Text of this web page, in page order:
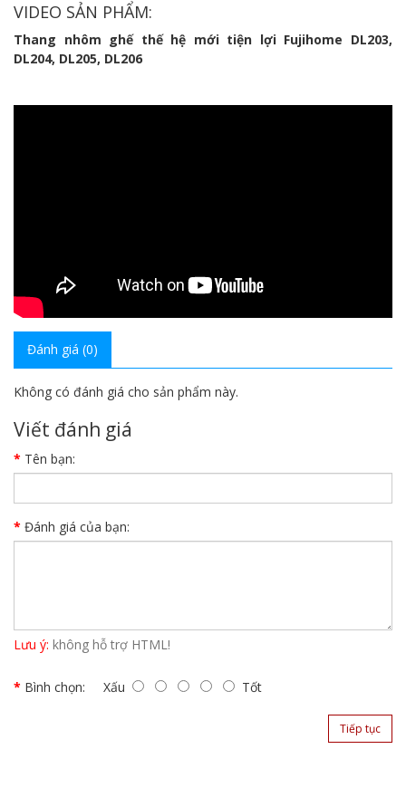
VIDEO SẢN PHẨM:
Thang nhôm ghế thế hệ mới tiện lợi Fujihome DL203,
DL204, DL205, DL206
Đánh giá (0)
Không có đánh giá cho sản phẩm này.
Viết đánh giá
Tên bạn:
Đánh giá của bạn:
Lưu ý: không hỗ trợ HTML!
Bình chọn: Xấu Tốt
Tiếp tục